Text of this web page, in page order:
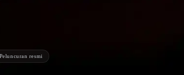
resmi